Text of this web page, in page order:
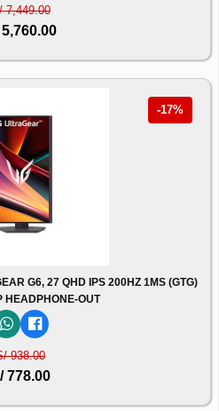
7,449.00
-17%
G6, 27 QHD IPS 200HZ 1MS (GTG)
HEADPHONE-OUT
938.00
778.00